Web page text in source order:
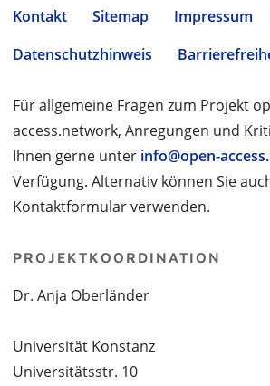
Kontakt Sitemap
Impressum
Datenschutzhinweis
Für allgemeine Fragen zum Projekt
access.network, Anregungen und
Ihnen gerne unter info@open-
Verfügung. Alternativ können Sie
Kontaktformular verwenden.
PROJEKTKOORDINATION
Dr. Anja Oberländer
Universität Konstanz
Universitätsstr. 10